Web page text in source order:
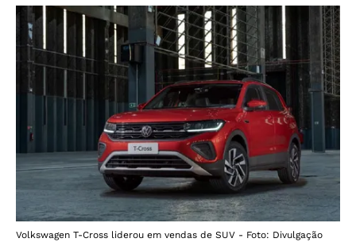
Volkswagen T-Cross liderou em vendas de SUV - Foto: Divulgação